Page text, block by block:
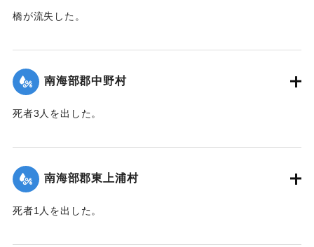
橋が流失した。
｜固有コード: 00481066
南海部郡中野村
死者3人を出した。
｜固有コード: 00481058
南海部郡東上浦村
死者1人を出した。